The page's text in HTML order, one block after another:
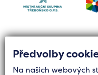
Předvolby
Na našich webových